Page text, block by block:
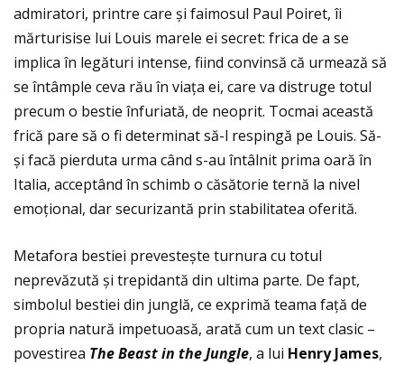
admiratori, printre care și faimosul Paul Poiret, îi
mărturisise lui Louis marele ei secret: frica de a se
implica în legături intense, fiind convinsă că urmează să
se întâmple ceva rău în viața ei, care va distruge totul
precum o bestie înfuriată, de neoprit. Tocmai această
frică pare să o fi determinat să-l respingă pe Louis. Să-
și facă pierduta urma când s-au întâlnit prima oară în
Italia, acceptând în schimb o căsătorie ternă la nivel
emoțional, dar securizantă prin stabilitatea oferită.
Metafora bestiei prevestește turnura cu totul
neprevăzută și trepidantă din ultima parte. De fapt,
simbolul bestiei din junglă, ce exprimă teama față de
propria natură impetuoasă, arată cum un text clasic –
povestirea The Beast in the Jungle, a lui Henry James,